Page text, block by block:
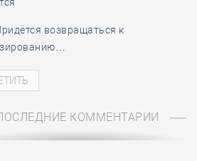
возвращаться к
КОММЕНТАРИИ